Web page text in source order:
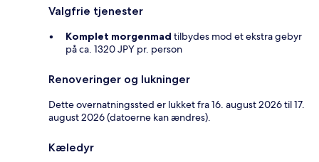
Valgfrie tjenester
Komplet morgenmad tilbydes mod et ekstra gebyr
på ca. 1320 JPY pr. person
Renoveringer og lukninger
Dette overnatningssted er lukket fra 16. august 2026 til 17.
august 2026 (datoerne kan ændres).
Kæledyr